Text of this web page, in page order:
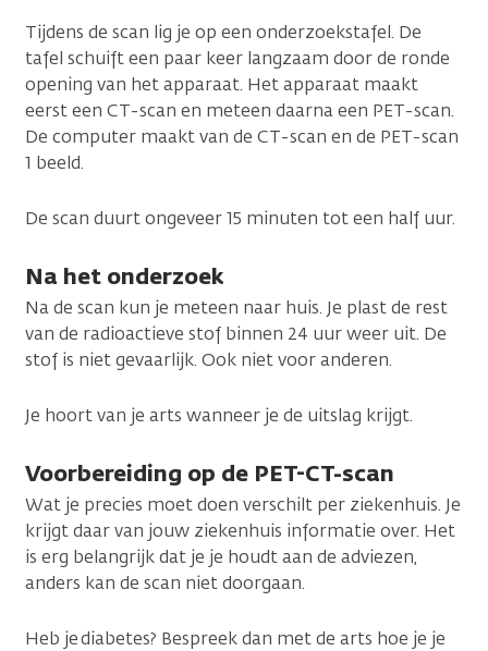
Tijdens de scan lig je op een onderzoekstafel. De
tafel schuift een paar keer langzaam door de ronde
opening van het apparaat. Het apparaat maakt
eerst een CT-scan en meteen daarna een PET-scan.
De computer maakt van de CT-scan en de PET-scan
1 beeld.
De scan duurt ongeveer 15 minuten tot een half uur.
Na het onderzoek
Na de scan kun je meteen naar huis. Je plast de rest
van de radioactieve stof binnen 24 uur weer uit. De
stof is niet gevaarlijk. Ook niet voor anderen.
Je hoort van je arts wanneer je de uitslag krijgt.
Voorbereiding op de PET-CT-scan
Wat je precies moet doen verschilt per ziekenhuis. Je
krijgt daar van jouw ziekenhuis informatie over. Het
is erg belangrijk dat je je houdt aan de adviezen,
anders kan de scan niet doorgaan.
Heb je diabetes? Bespreek dan met de arts hoe je je